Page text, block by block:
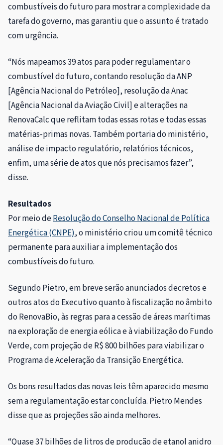
combustíveis do futuro para mostrar a complexidade da
tarefa do governo, mas garantiu que o assunto é tratado
com urgência.
“Nós mapeamos 39 atos para poder regulamentar o
combustível do futuro, contando resolução da ANP
[Agência Nacional do Petróleo], resolução da Anac
[Agência Nacional da Aviação Civil] e alterações na
RenovaCalc que reflitam todas essas rotas e todas essas
matérias-primas novas. Também portaria do ministério,
análise de impacto regulatório, relatórios técnicos,
enfim, uma série de atos que nós precisamos fazer”,
disse.
Resultados
Por meio deResolução do Conselho Nacional de Política
Energética (CNPE), o ministério criou um comitê técnico
permanente para auxiliar a implementação dos
combustíveis do futuro.
Segundo Pietro, em breve serão anunciados decretos e
outros atos do Executivo quanto à fiscalização no âmbito
do RenovaBio, às regras para a cessão de áreas marítimas
na exploração de energia eólica e à viabilização do Fundo
Verde, com projeção de R$ 800 bilhões para viabilizar o
Programa de Aceleração da Transição Energética.
Os bons resultados das novas leis têm aparecido mesmo
sem a regulamentação estar concluída. Pietro Mendes
disse que as projeções são ainda melhores.
“Quase 37 bilhões de litros de produção de etanol anidro